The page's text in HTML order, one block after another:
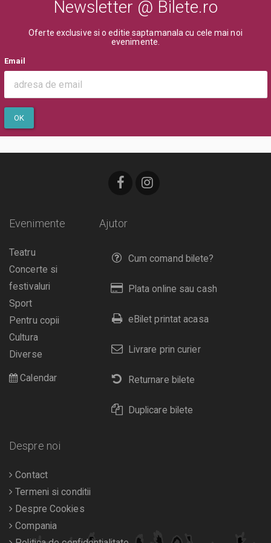
Newsletter @ Bilete.ro
Oferte exclusive si o editie saptamanala cu cele mai noi
evenimente.
Email
OK
Ajutor
Cum comand bilete?
Plata online sau cash
eBilet printat acasa
Livrare prin curier
Returnare bilete
Duplicare bilete
Evenimente
Teatru
Concerte si
festivaluri
Sport
Pentru copii
Cultura
Diverse
Calendar
Despre noi
Contact
Termeni si conditii
Despre Cookies
Compania